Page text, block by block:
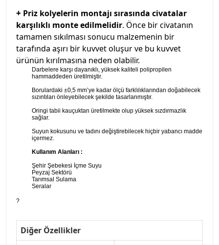
+ Priz kolyelerin montajı sırasında civatalar
karşılıklı monte edilmelidir. Önce bir civatanın
tamamen sıkılması sonucu malzemenin bir
tarafında aşırı bir kuvvet oluşur ve bu kuvvet
ürünün kırılmasına neden olabilir.
Darbelere karşı dayanıklı, yüksek kaliteli polipropilen
hammaddeden üretilmiştir.
Borulardaki ±0,5 mm’ye kadar ölçü farklılıklarından doğabilecek
sızıntıları önleyebilecek şekilde tasarlanmıştır.
Oringi tabii kauçuktan üretilmekte olup yüksek sızdırmazlık
sağlar.
Suyun kokusunu ve tadını değiştirebilecek hiçbir yabancı madde
içermez.
Kullanım Alanları :
Şehir Şebekesi İçme Suyu
Peyzaj Sektörü
Tarımsal Sulama
Seralar
?
Diğer Özellikler